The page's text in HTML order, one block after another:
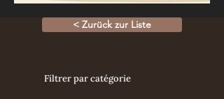
< Zurück zur Liste
Filtrer par catégorie